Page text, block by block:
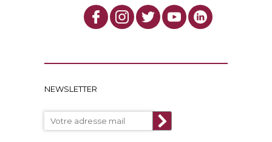
NEWSLETTER